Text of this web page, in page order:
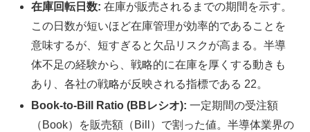
在庫回転日数: 在庫が販売されるまでの期間を示す。
この日数が短いほど在庫管理が効率的であることを
意味するが、短すぎると欠品リスクが高まる。半導
体不足の経験から、戦略的に在庫を厚くする動きも
あり、各社の戦略が反映される指標である 22。
Book-to-Bill Ratio (BBレシオ): 一定期間の受注額
（Book）を販売額（Bill）で割った値。半導体業界の